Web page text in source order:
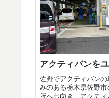
アクティバンを
佐野でアクティバン
みのある栃木県佐野
所へ出向き、アクティ